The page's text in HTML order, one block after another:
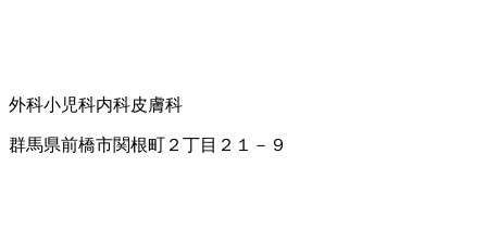
外科小児科内科皮膚科
群馬県前橋市関根町２丁目２１－９